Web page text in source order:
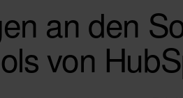
an den
von